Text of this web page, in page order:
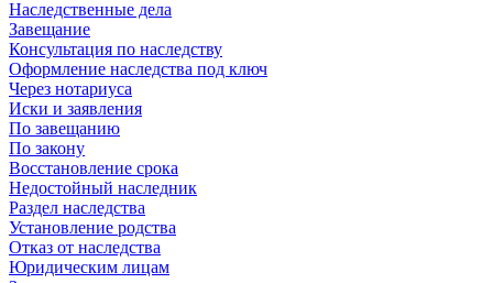
Наследственные дела
Завещание
Консультация по наследству
Оформление наследства под ключ
Через нотариуса
Иски и заявления
По завещанию
По закону
Восстановление срока
Недостойный наследник
Раздел наследства
Установление родства
Отказ от наследства
Юридическим лицам